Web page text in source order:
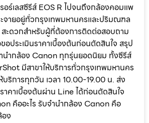
ร์เลสซีรีส์ EOS R ไปจนถึงกล้องคอมแพ
จายอยู่ทั่วกรุงเทพมหานครและปริมณฑล
สะดวกสำหรับผู้ที่ต้องการติดต่อสอบถาม
อประเมินราคาเบื้องต้นก่อนตัดสินใจ สรุป
นำกล้อง Canon ทุกรุ่นยอดนิยม ทั้งซีรีส์
มีสาขาให้บริการทั่วกรุงเทพมหานคร
ริการทุกวัน เวลา 10.00-19.00 น. ส่ง
าคาเบื้องต้นผ่าน Line ได้ก่อนตัดสินใจ
คืออะไร รับจำนำกล้อง Canon คือ
ง